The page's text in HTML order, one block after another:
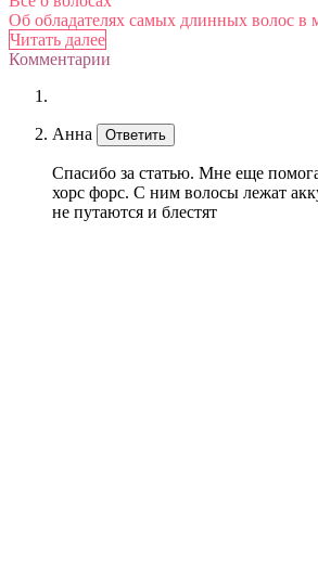
Об обладателях самых длинных волос в
Читать далее
Комментарии
Анна Ответить
Спасибо за статью. Мне еще
хорс форс. С ним волосы лежат
не путаются и блестят